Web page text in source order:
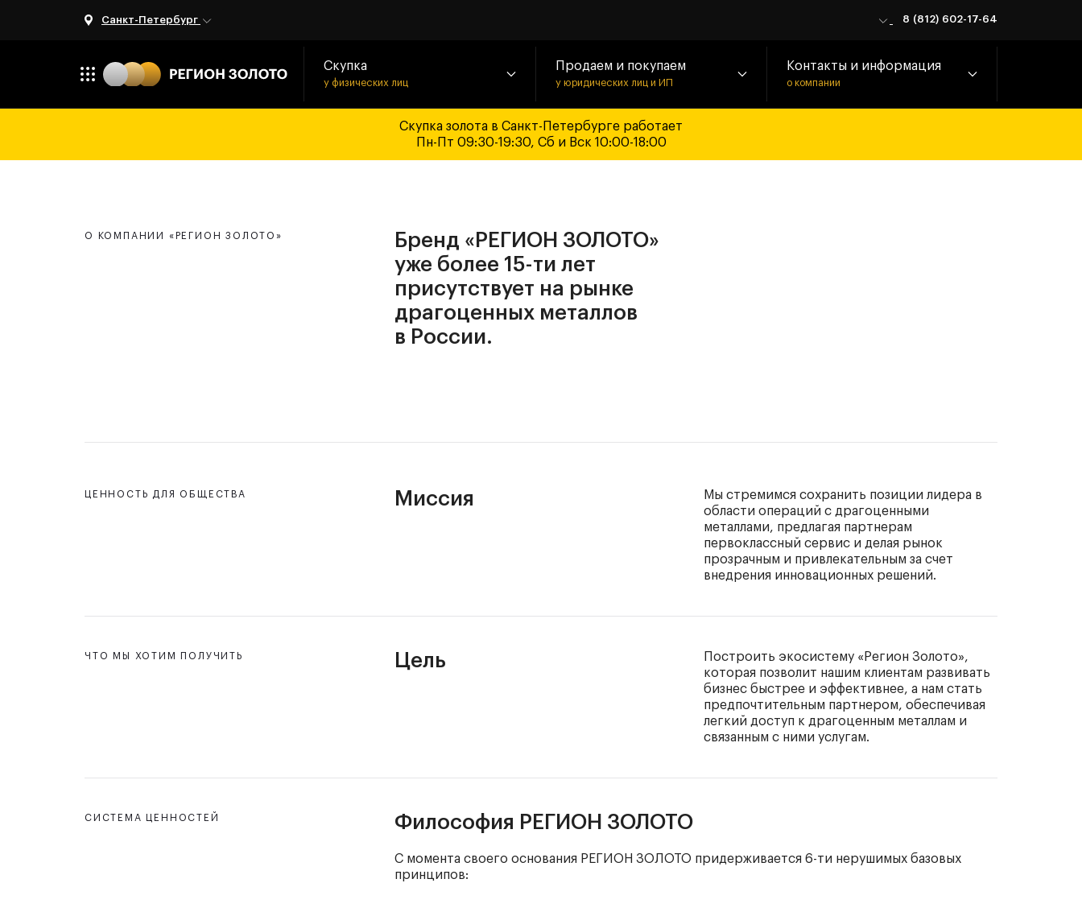
Санкт-Петербург 8 (812) 602-17-64
Скупка
у физических лиц
Продаем и покупаем
у юридических лиц и ИП
Контакты и информация
о компании
Скупка золота в Санкт-Петербурге работает
Пн-Пт 09:30-19:30, Сб и Вск 10:00-18:00
О КОМПАНИИ «РЕГИОН ЗОЛОТО»
Бренд «РЕГИОН ЗОЛОТО»
уже более 15-ти лет
присутствует на рынке
драгоценных металлов
в России.
ЦЕННОСТЬ ДЛЯ ОБЩЕСТВА Миссия
Мы стремимся сохранить позиции лидера в
области операций с драгоценными
металлами, предлагая партнерам
первоклассный сервис и делая рынок
прозрачным и привлекательным за счет
внедрения инновационных решений.
ЧТО МЫ ХОТИМ ПОЛУЧИТЬ Цель
Построить экосистему «Регион Золото»,
которая позволит нашим клиентам развивать
бизнес быстрее и эффективнее, а нам стать
предпочтительным партнером, обеспечивая
легкий доступ к драгоценным металлам и
связанным с ними услугам.
СИСТЕМА ЦЕННОСТЕЙ Философия РЕГИОН ЗОЛОТО
С момента своего основания РЕГИОН ЗОЛОТО придерживается 6-ти нерушимых базовых
принципов: